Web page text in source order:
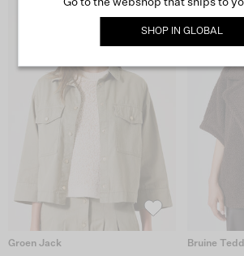
Groen Jack Bruine
Go to the webshop that ships to
SHOP IN GLOBAL